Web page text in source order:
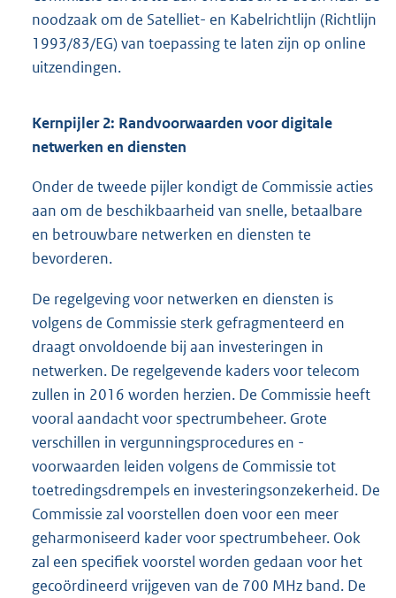
noodzaak om de Satelliet- en Kabelrichtlijn (Richtlijn
1993/83/EG) van toepassing te laten zijn op online
uitzendingen.
Kernpijler 2: Randvoorwaarden voor digitale
netwerken en diensten
Onder de tweede pijler kondigt de Commissie acties
aan om de beschikbaarheid van snelle, betaalbare
en betrouwbare netwerken en diensten te
bevorderen.
De regelgeving voor netwerken en diensten is
volgens de Commissie sterk gefragmenteerd en
draagt onvoldoende bij aan investeringen in
netwerken. De regelgevende kaders voor telecom
zullen in 2016 worden herzien. De Commissie heeft
vooral aandacht voor spectrumbeheer. Grote
verschillen in vergunningsprocedures en -
voorwaarden leiden volgens de Commissie tot
toetredingsdrempels en investeringsonzekerheid. De
Commissie zal voorstellen doen voor een meer
geharmoniseerd kader voor spectrumbeheer. Ook
zal een specifiek voorstel worden gedaan voor het
gecoördineerd vrijgeven van de 700 MHz band. De